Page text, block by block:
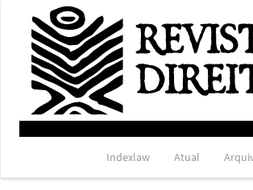
Navegação
Principal
Conteúdo
principal
Barra
Lateral
Indexlaw Atual